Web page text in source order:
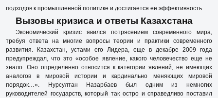
подходов к промышленной политике и достигается ее эффективность.
Вызовы кризиса и ответы Казахстана
Экономический кризис явился потрясением современного мира,
требуя ответа на многие вопросы теории и практики современного
развития. Казахстан, устами его Лидера, еще в декабре 2009 года
предупреждал, что это «особое явление, какого человечество еще не
знало. Оно определенно относится к категории явлений, не имеющих
аналогов в мировой истории и кардинально меняющих мировой
порядок…». Нурсултан Назарбаев был одним из немногих
руководителей государств, который так остро и справедливо поставил